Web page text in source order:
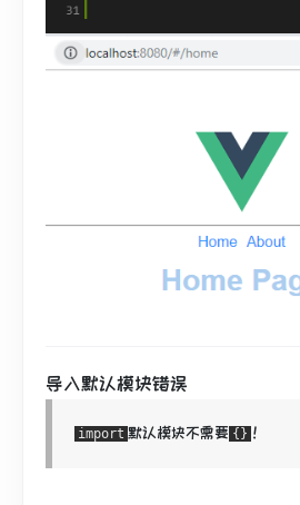
导入默认模块错误
import 默认模块不需要 {} ！